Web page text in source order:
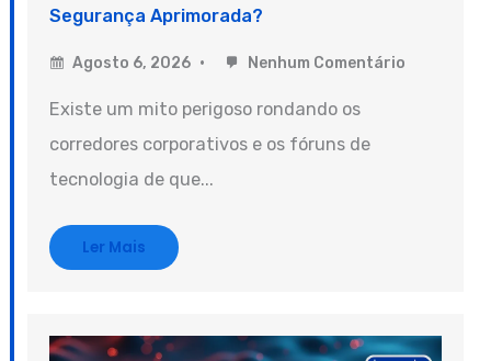
Segurança Aprimorada?
Agosto 6, 2026 Nenhum Comentário
Existe um mito perigoso rondando os
corredores corporativos e os fóruns de
tecnologia de que...
Ler Mais